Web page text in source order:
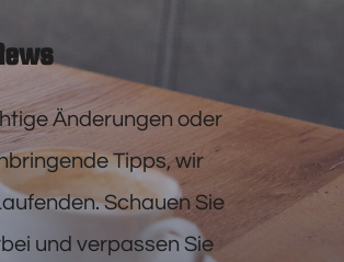
Änderungen oder
Tipps, wir
Schauen Sie
und verpassen Sie